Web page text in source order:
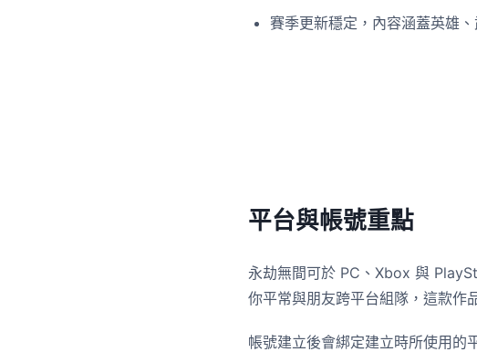
賽季更新穩定，內容涵蓋英雄
平台與帳號重點
永劫無間可於 PC、Xbox 與
你平常與朋友跨平台組隊，這款作
帳號建立後會綁定建立時所使用